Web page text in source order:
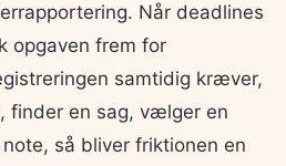
Når deadlines
opgaven frem for
samtidig kræver,
finder en sag, vælger en
så bliver friktionen en